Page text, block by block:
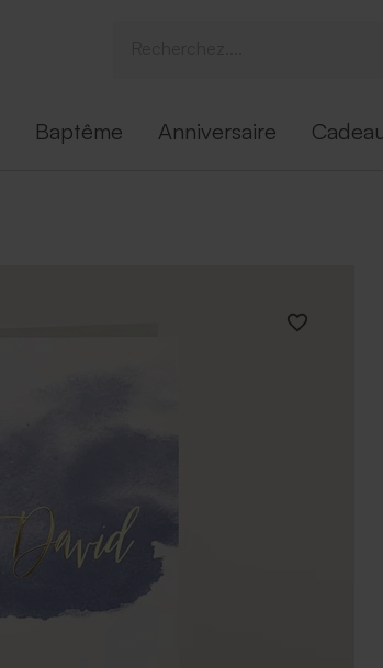
Baptême Anniversaire